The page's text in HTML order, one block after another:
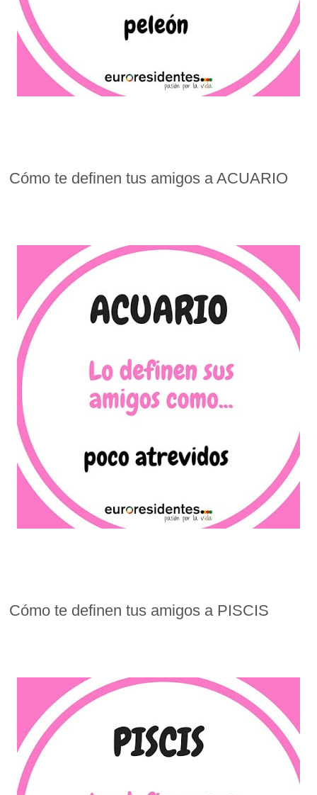
Cómo te definen tus amigos a ACUARIO
Cómo te definen tus amigos a PISCIS